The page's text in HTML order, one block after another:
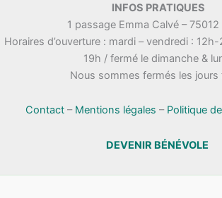
INFOS PRATIQUES
1 passage Emma Calvé – 75012
Horaires d’ouverture : mardi – vendredi :
19h / fermé le dimanche &
Nous sommes fermés les jours
Contact– Mentions légales – Politique
DEVENIR BÉNÉVOLE